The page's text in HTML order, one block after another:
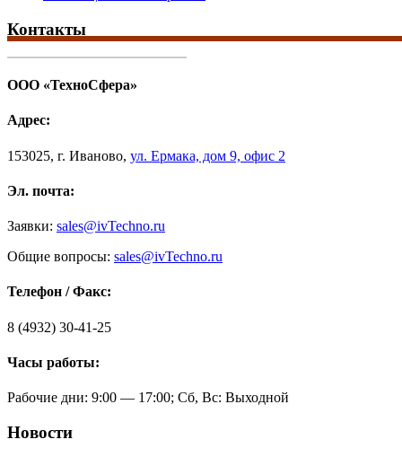
Контакты
ООО «ТехноСфера»
Адрес:
153025, г. Иваново, ул. Ермака, дом 9, офис 2
Эл. почта:
Заявки: sales@ivTechno.ru
Общие вопросы: sales@ivTechno.ru
Телефон / Факс:
8 (4932) 30-41-25
Часы работы:
Рабочие дни: 9:00 — 17:00; Сб, Вс: Выходной
Новости